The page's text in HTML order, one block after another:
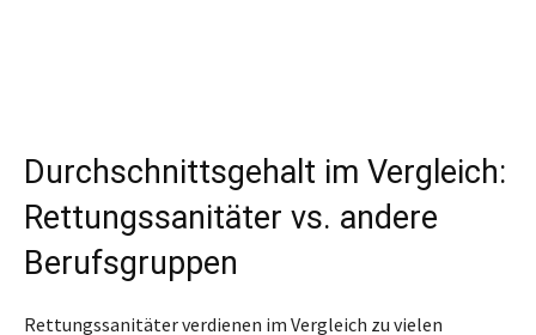
Durchschnittsgehalt im Vergleich:
Rettungssanitäter vs. andere
Berufsgruppen
Rettungssanitäter verdienen im Vergleich zu vielen